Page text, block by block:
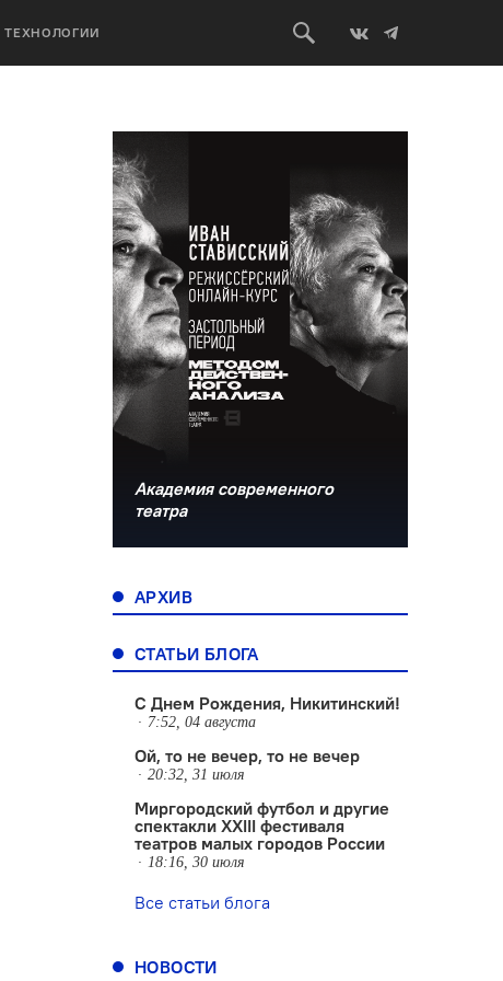
ТЕХНОЛОГИИ
Академия современного
театра
АРХИВ
СТАТЬИ БЛОГА
С Днем Рождения, Никитинский!
7:52, 04 августа
Ой, то не вечер, то не вечер
20:32, 31 июля
Миргородский футбол и другие
спектакли XXIII фестиваля
театров малых городов России
18:16, 30 июля
Все статьи блога
НОВОСТИ